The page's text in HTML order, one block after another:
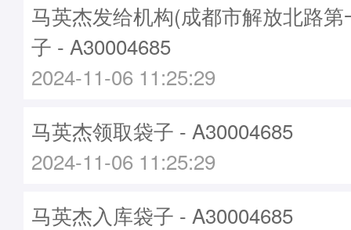
马英杰发给机构(成都市解放北路
子 - A30004685
2024-11-06 11:25:29
马英杰领取袋子 - A30004685
2024-11-06 11:25:29
马英杰入库袋子 - A30004685